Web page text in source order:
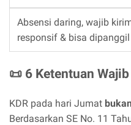
Absensi daring, wajib
responsif & bisa
📜 6 Ketentuan
KDR pada hari Jumat
Berdasarkan SE No. 11